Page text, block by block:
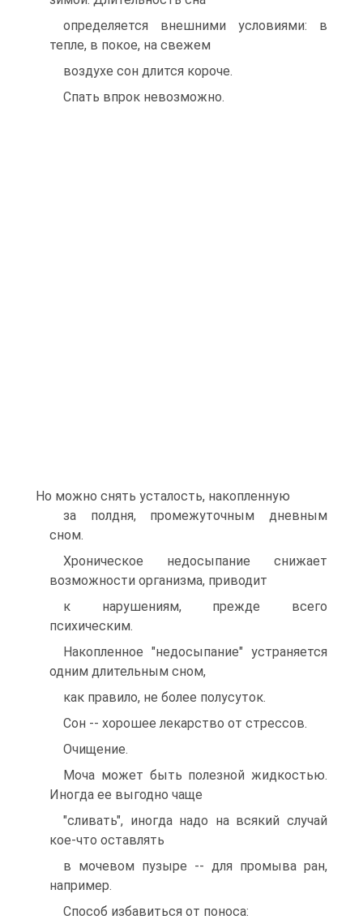
определяется внешними условиями: в
тепле, в покое, на свежем
воздухе сон длится короче.
Спать впрок невозможно.
Но можно снять усталость, накопленную
за полдня, промежуточным дневным
сном.
Хроническое недосыпание снижает
возможности организма, приводит
к нарушениям, прежде всего
психическим.
Накопленное "недосыпание" устраняется
одним длительным сном,
как правило, не более полусуток.
Сон -- хорошее лекарство от стрессов.
Очищение.
Моча может быть полезной жидкостью.
Иногда ее выгодно чаще
"сливать", иногда надо на всякий случай
кое-что оставлять
в мочевом пузыре -- для промыва ран,
например.
Способ избавиться от поноса: